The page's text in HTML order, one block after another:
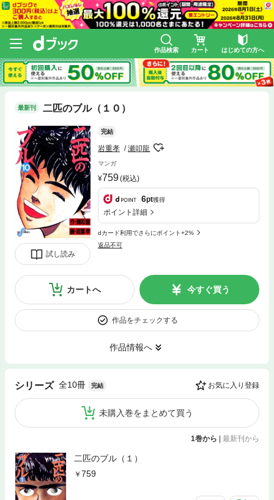
作品検索 カート はじめての方へ
最新刊 二匹のブル（１０）
試し読み
完結
岩重孝 瀬叩龍
マンガ
759(税込)
6pt獲得
ポイント詳細
dカード利用でさらにポイント+2%
返品不可
カートへ 今すぐ買う
作品をチェックする
作品情報へ
シリーズ 全10冊 完結 お気に入り登録
未購入巻をまとめて買う
1巻から | 最新刊から
二匹のブル（１）
759